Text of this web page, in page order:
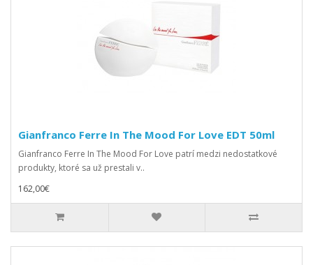
Gianfranco Ferre In The Mood For Love EDT 50ml
Gianfranco Ferre In The Mood For Love patrí medzi nedostatkové
produkty, ktoré sa už prestali v..
162,00€